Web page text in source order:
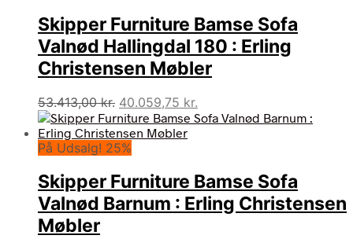
Skipper Furniture Bamse Sofa
Valnød Hallingdal 180 : Erling
Christensen Møbler
53.413,00kr. Den
oprindelige
pris
var:
40.059,75 kr.
aktuelle
På Udsalg! 25%
Skipper Furniture Bamse Sofa
Valnød Barnum : Erling Christensen
Møbler